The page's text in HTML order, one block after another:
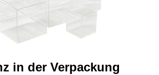
in der Verpackung